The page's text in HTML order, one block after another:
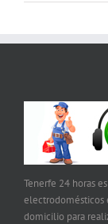
Tenerfe 24 horas
electrodomésticos
domicilio para